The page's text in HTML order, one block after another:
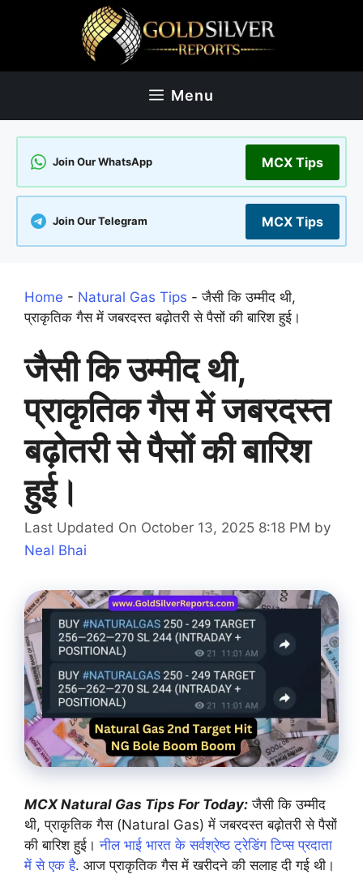
Menu
Join Our WhatsApp MCX Tips
Join Our Telegram MCX Tips
Home - Natural Gas Tips -जैसी कि उम्मीद थी,
प्राकृतिक गैस में जबरदस्त बढ़ोतरी से पैसों की बारिश हुई।
जैसी कि उम्मीद थी,
प्राकृतिक गैस में जबरदस्त
बढ़ोतरी से पैसों की बारिश
हुई।
Last Updated On October 13, 2025 8:18 PM by
Neal Bhai
MCX Natural Gas Tips For Today: जैसी कि उम्मीद
थी, प्राकृतिक गैस (Natural Gas) में जबरदस्त बढ़ोतरी से पैसों
की बारिश हुई।नील भाई भारत के सर्वश्रेष्ठ ट्रेडिंग टिप्स प्रदाता
में से एक है. आज प्राकृतिक गैस में खरीदने की सलाह दी गई थी।